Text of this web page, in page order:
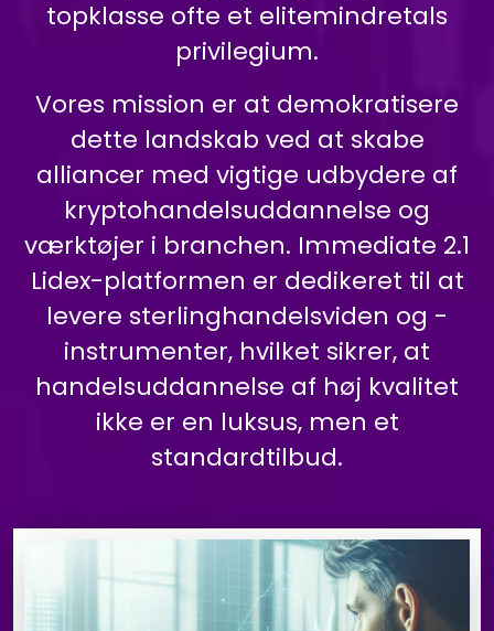
topklasse ofte et elitemindretals
privilegium.
Vores mission er at demokratisere
dette landskab ved at skabe
alliancer med vigtige udbydere af
kryptohandelsuddannelse og
værktøjer i branchen. Immediate 2.1
Lidex-platformen er dedikeret til at
levere sterlinghandelsviden og -
instrumenter, hvilket sikrer, at
handelsuddannelse af høj kvalitet
ikke er en luksus, men et
standardtilbud.